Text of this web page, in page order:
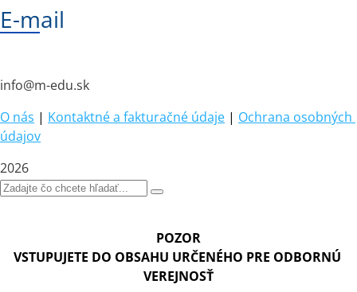
E-mail
info@m-edu.sk
O nás | Kontaktné a fakturačné údaje | Ochrana osobných
údajov
2026
POZOR
VSTUPUJETE DO OBSAHU URČENÉHO PRE ODBORNÚ
VEREJNOSŤ